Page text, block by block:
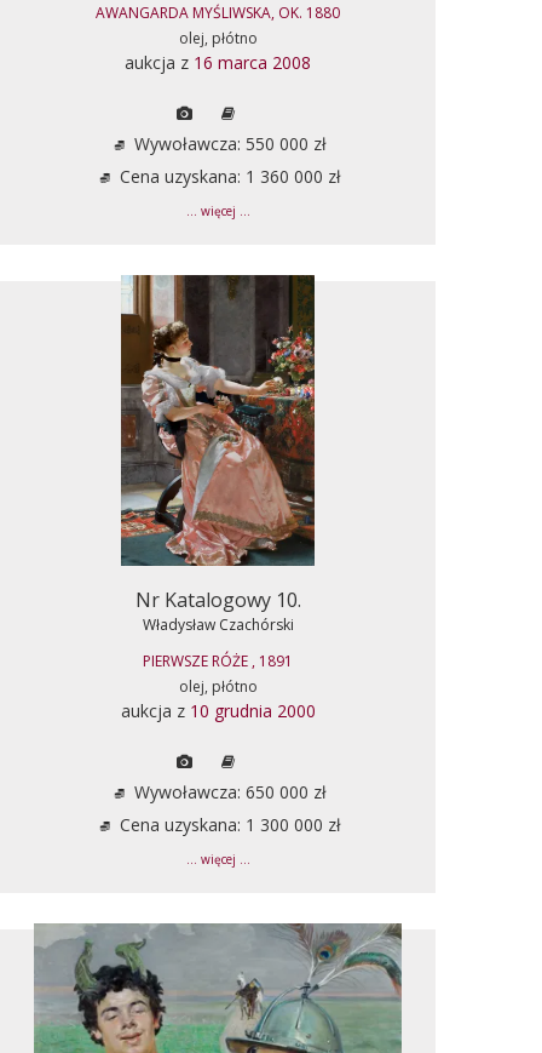
AWANGARDA MYŚLIWSKA, OK. 1880
olej, płótno
aukcja z 16 marca 2008
Wywoławcza: 550 000 zł
Cena uzyskana: 1 360 000 zł
... więcej ...
Nr Katalogowy 10.
Władysław Czachórski
PIERWSZE RÓŻE , 1891
olej, płótno
aukcja z 10 grudnia 2000
Wywoławcza: 650 000 zł
Cena uzyskana: 1 300 000 zł
... więcej ...